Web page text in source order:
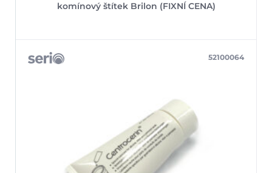
komínový štítek Brilon (FIXNÍ CENA)
52100064